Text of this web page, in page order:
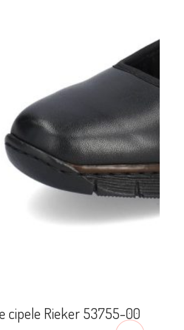
cipele Rieker 53755-00